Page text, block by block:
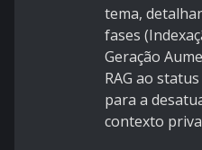
tema,
fases
Geração
RAG ao
para a
contexto